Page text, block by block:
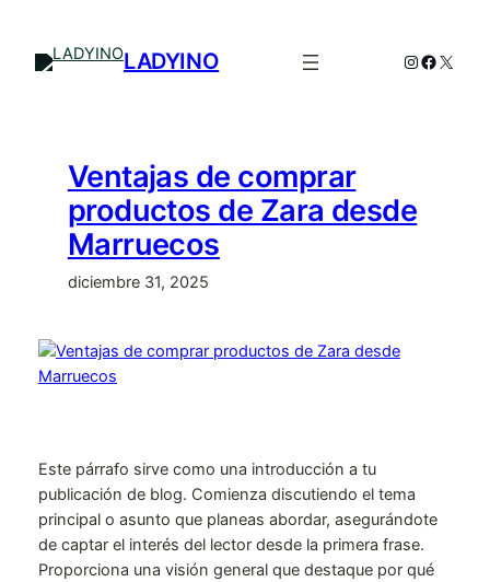
contenido
LADYINO Instagram
X
Ventajas de comprar
productos de Zara desde
Marruecos
diciembre 31, 2025
Este párrafo sirve como una introducción a tu
publicación de blog. Comienza discutiendo el tema
principal o asunto que planeas abordar, asegurándote
de captar el interés del lector desde la primera frase.
Proporciona una visión general que destaque por qué